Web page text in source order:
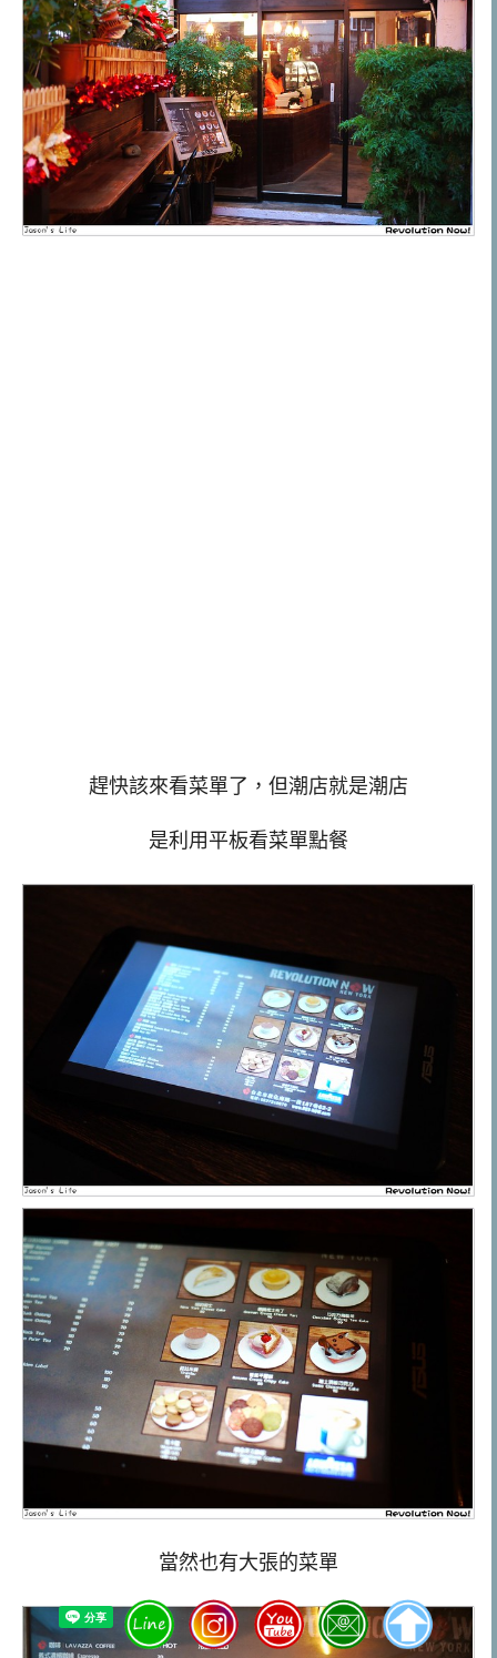
趕快該來看菜單了，但潮店就是潮店
是利用平板看菜單點餐
當然也有大張的菜單